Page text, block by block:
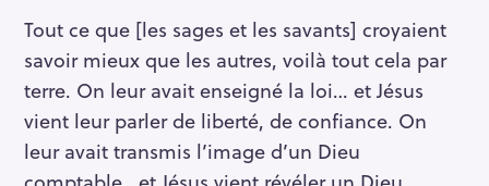
Tout ce que [les sages et les savants] croyaient
savoir mieux que les autres, voilà tout cela par
terre. On leur avait enseigné la loi… et Jésus
vient leur parler de liberté, de confiance. On
leur avait transmis l’image d’un Dieu